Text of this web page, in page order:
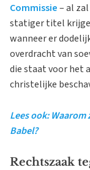
Commissie– al
statiger titel
wanneer er
overdracht van
die staat voor het
christelijke
Lees ook:
Babel?
Rechtszaak